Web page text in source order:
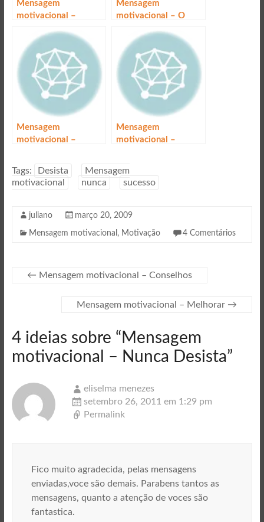
Mensagem
motivacional –
homem
Mensagem
motivacional – O
favor
Mensagem
motivacional –
Mensagem
motivacional –
Tags: Desista
Mensagem
motivacional
nunca sucesso
juliano março 20, 2009
Mensagem motivacional , Motivação 4 Comentários
← Mensagem motivacional – Conselhos
Mensagem motivacional – Melhorar →
4 ideias sobre “ Mensagem
motivacional – Nunca Desista”
eliselma menezes
setembro 26, 2011 em 1:29 pm
Permalink
Fico muito agradecida, pelas mensagens
enviadas,voce são demais. Parabens tantos as
mensagens, quanto a atenção de voces são
fantastica.